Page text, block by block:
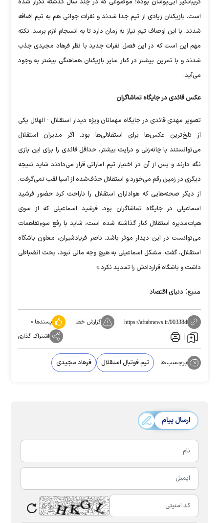
گریبانگیر آبی‌پوشان بوده؛ موضوعی که در چند سال گذشته تکرار شده
است. بازیکنان زیادی از تیم جدا شدند و نفرات جوانی هم به تیم اضافه
شدند. با این اوصاف تیم نیاز به زمان دارد تا به انسجام لازم برسد. نکته
مهم این است که در این فصل نفرات جدید با نظر فرهاد مجیدی جذب
شدند و با تمرین بیشتر در کنار سایر بازیکنان هماهنگی بیشتر به وجود
می‌آید.
عکس قائدی در جایگاه تماشاگران
تصویر مهدی قائدی در جایگاه ‌مهمانان ویژه دیدار استقلال - الهلال یکی
از تلخ‌ترین عکس‌ها برای استقلالی‌ها بود. اگر مدیران استقلال
می‌توانستند با چانه‌زنی و درایت بیشتر، حداقل قائدی را برای این بازی
نگه دارند و پس از آن در اختیار تیم اماراتی قرار می‌دادند شاید نتیجه
دیگری در زمین رقم می‌خورد و استقلال حذف‌شده از آسیا لقب نمی‌گرفت.
از دیگر صحنه‌هایی که هواداران استقلال را ناراحت کرد حضور فرشید
اسماعیلی در جایگاه تماشاگران بود. فرشید اسماعیلی که از سوی
هیات‌مدیره استقلال کنار گذاشته شده است، شاید با رفع سوءتفاهمات
می‌توانست در این دیدار موثر باشد. ناصر فریادشیران، معاون باشگاه
استقلال، گفت: مشکل اسماعیلی به هیچ وجه مالی نبود، بحث انضباطی
داشت و باشگاه قراردادش را تمدید نکرد.»
منبع: دنیای اقتصاد
https://aftabnews.ir/00338d گزارش خطا پسندها:۰
اشتراک گذاری
برچسب‌ها: تیم فوتبال استقلال فرهاد مجیدی
ارسال پیام